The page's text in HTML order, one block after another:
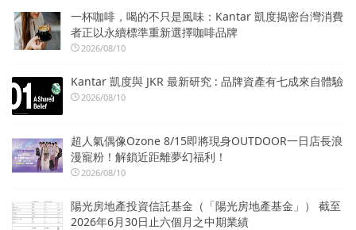
一杯咖啡，喝的不只是風味：Kantar 凱度揭密台灣消費
者正以永續標準重新選擇咖啡品牌
2026/08/10
Kantar 凱度與 JKR 最新研究 : 品牌資產有七成來自體驗
2026/08/10
超人氣偶像Ozone 8/15即將現身OUTDOOR一日店長浪
漫寵粉！解鎖近距離夢幻福利！
2026/08/10
陽光房地產投資信託基金（「陽光房地產基金」） 截至
2026年6月30日止六個月之中期業績